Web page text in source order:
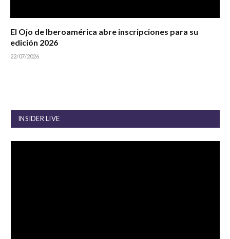
El Ojo de Iberoamérica abre inscripciones para su
edición 2026
22/07/2026
INSIDER LIVE